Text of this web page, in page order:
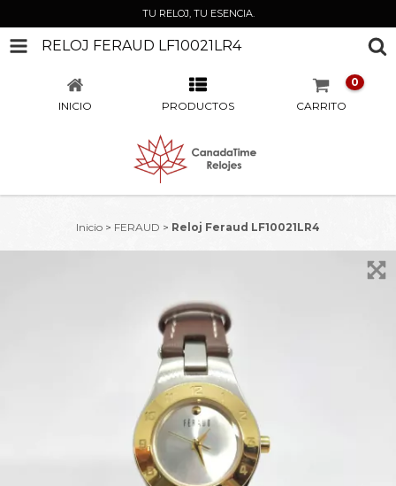
TU RELOJ, TU ESENCIA.
RELOJ FERAUD LF10021LR4
INICIO PRODUCTOS CARRITO
0
Inicio > FERAUD > Reloj Feraud LF10021LR4